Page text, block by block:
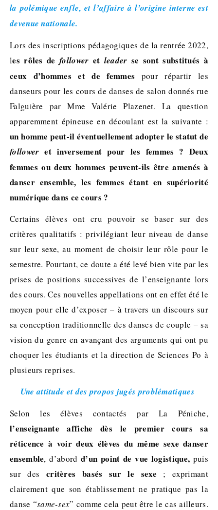
la polémique enfle, et l’affaire à l’origine interne est
devenue nationale.
Lors des inscriptions pédagogiques de la rentrée 2022,
les rôles defollower et leader se sont substitués à
ceux d’hommes et de femmes pour répartir les
danseurs pour les cours de danses de salon donnés rue
Falguière par Mme Valérie Plazenet. La question
apparemment épineuse en découlant est la suivante :
un homme peut-il éventuellement adopter le statut de
follower et inversement pour les femmes ? Deux
femmes ou deux hommes peuvent-ils être amenés à
danser ensemble, les femmes étant en supériorité
numérique dans ce cours ?
Certains élèves ont cru pouvoir se baser sur des
critères qualitatifs : privilégiant leur niveau de danse
sur leur sexe, au moment de choisir leur rôle pour le
semestre. Pourtant, ce doute a été levé bien vite par les
prises de positions successives de l’enseignante lors
des cours. Ces nouvelles appellations ont en effet été le
moyen pour elle d’exposer – à travers un discours sur
sa conception traditionnelle des danses de couple – sa
vision du genre en avançant des arguments qui ont pu
choquer les étudiants et la direction de Sciences Po à
plusieurs reprises.
Une attitude et des propos jugés problématiques
Selon les élèves contactés par La Péniche,
l’enseignante affiche dès le premier cours sa
réticence à voir deux élèves du même sexe danser
ensemble, d’abordd’un point de vue logistique, puis
sur des critères basés sur le sexe ; exprimant
clairement que son établissement ne pratique pas la
danse “same-sex” comme cela peut être le cas ailleurs.